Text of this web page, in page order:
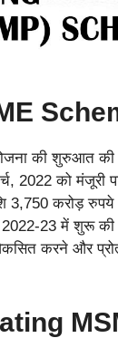
योजना की शुरुआत
2022 को
3,750 करोड़ रुपये
2022-23 में शुरू
करने और